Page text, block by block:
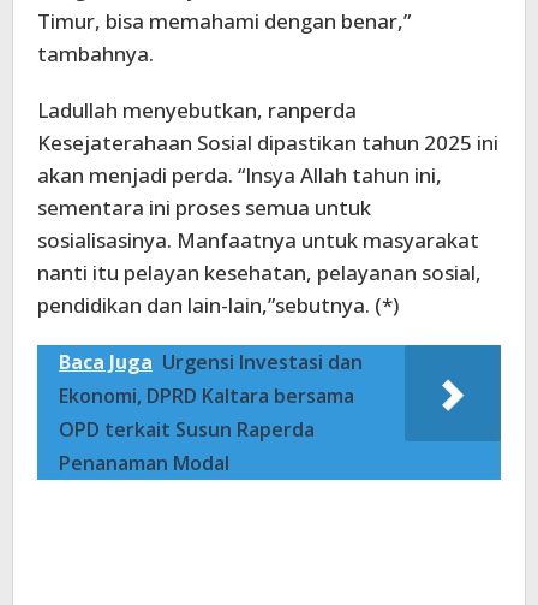
Timur, bisa memahami dengan benar,”
tambahnya.
Ladullah menyebutkan, ranperda
Kesejaterahaan Sosial dipastikan tahun 2025 ini
akan menjadi perda. “Insya Allah tahun ini,
sementara ini proses semua untuk
sosialisasinya. Manfaatnya untuk masyarakat
nanti itu pelayan kesehatan, pelayanan sosial,
pendidikan dan lain-lain,”sebutnya. (*)
Baca Juga Urgensi Investasi dan
Ekonomi, DPRD Kaltara bersama
OPD terkait Susun Raperda
Penanaman Modal